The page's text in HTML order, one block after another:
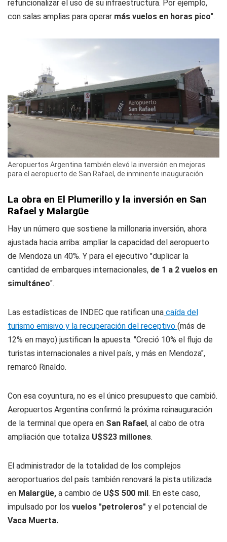
refuncionalizar el uso de su infraestructura. Por ejemplo,
con salas amplias para operar más vuelos en horas pico".
Aeropuertos Argentina también elevó la inversión en mejoras
para el aeropuerto de San Rafael, de inminente inauguración
La obra en El Plumerillo y la inversión en San
Rafael y Malargüe
Hay un número que sostiene la millonaria inversión, ahora
ajustada hacia arriba: ampliar la capacidad del aeropuerto
de Mendoza un 40%. Y para el ejecutivo "duplicar la
cantidad de embarques internacionales, de 1 a 2 vuelos en
simultáneo".
Las estadísticas de INDEC que ratifican una caída del
turismo emisivo y la recuperación del receptivo (más de
12% en mayo) justifican la apuesta. "Creció 10% el flujo de
turistas internacionales a nivel país, y más en Mendoza",
remarcó Rinaldo.
Con esa coyuntura, no es el único presupuesto que cambió.
Aeropuertos Argentina confirmó la próxima reinauguración
de la terminal que opera en San Rafael, al cabo de otra
ampliación que totaliza U$S23 millones.
El administrador de la totalidad de los complejos
aeroportuarios del país también renovará la pista utilizada
en Malargüe, a cambio de U$S 500 mil. En este caso,
impulsado por los vuelos "petroleros" y el potencial de
Vaca Muerta.